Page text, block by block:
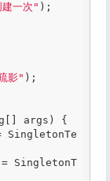
一次" );
影" );
args) {